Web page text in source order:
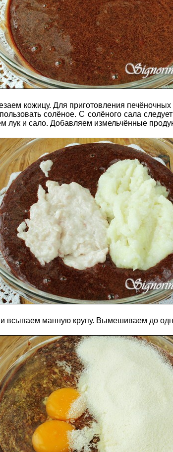
кожицу. Для приготовления печёночных
солёное. С солёного сала
лук и сало. Добавляем измельчённые
всыпаем манную крупу. Вымешиваем до